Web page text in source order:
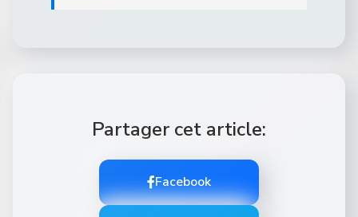
Partager cet article:
Facebook